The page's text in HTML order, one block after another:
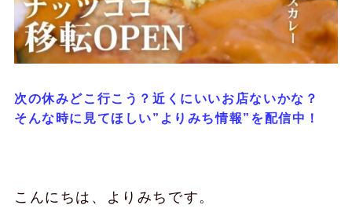
次の休みどこ行こう？近くにいいお店ないかな？
そんな時に見てほしい”よりみち情報”を配信中！
こんにちは、よりみちです。